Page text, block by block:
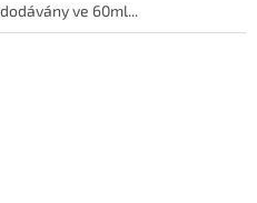
ve 60ml...